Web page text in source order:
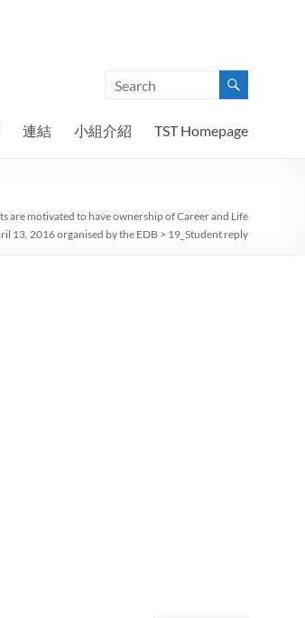
連結 小組介紹 TST Homepage
are motivated to have ownership of Career and Life
13, 2016 organised by the EDB > 19_Student reply